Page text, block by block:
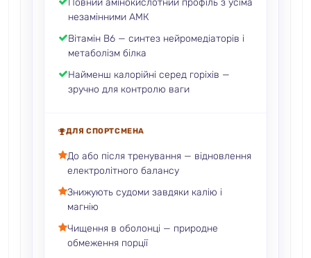
Повний амінокислотний профіль з усіма
незамінними АМК
Вітамін B6 — синтез нейромедіаторів і
метаболізм білка
Найменш калорійні серед горіхів —
зручно для контролю ваги
ДЛЯ СПОРТСМЕНА
До або після тренування — відновлення
електролітного балансу
Знижують судоми завдяки калію і
магнію
Чищення в оболонці — природне
обмеження порції